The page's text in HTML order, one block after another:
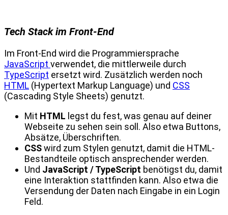
Tech Stack im Front-End
Im Front-End wird die Programmiersprache
JavaScript verwendet, die mittlerweile durch
TypeScript ersetzt wird. Zusätzlich werden noch
HTML (Hypertext Markup Language) und CSS
(Cascading Style Sheets) genutzt.
Mit HTML legst du fest, was genau auf deiner
Webseite zu sehen sein soll. Also etwa Buttons,
Absätze, Überschriften.
CSSwird zum Stylen genutzt, damit die HTML-
Bestandteile optisch ansprechender werden.
Und JavaScript / TypeScript benötigst du, damit
eine Interaktion stattfinden kann. Also etwa die
Versendung der Daten nach Eingabe in ein Login
Feld.